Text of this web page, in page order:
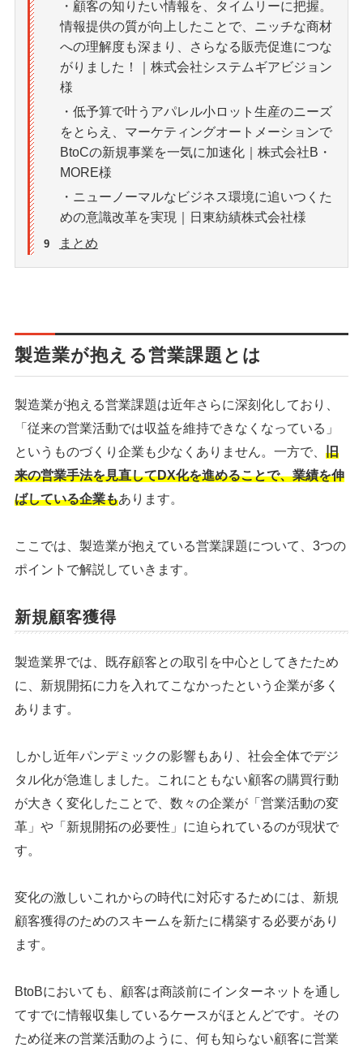
・顧客の知りたい情報を、タイムリーに把握。
情報提供の質が向上したことで、ニッチな商材
への理解度も深まり、さらなる販売促進につな
がりました！｜株式会社システムギアビジョン
様
・低予算で叶うアパレル小ロット生産のニーズ
をとらえ、マーケティングオートメーションで
BtoCの新規事業を一気に加速化｜株式会社B・
MORE様
・ニューノーマルなビジネス環境に追いつくた
めの意識改革を実現｜日東紡績株式会社様
9 まとめ
製造業が抱える営業課題とは
製造業が抱える営業課題は近年さらに深刻化しており、
「従来の営業活動では収益を維持できなくなっている」
というものづくり企業も少なくありません。一方で、 旧
来の営業手法を見直してDX化を進めることで、業績を伸
ばしている企業もあります。
ここでは、製造業が抱えている営業課題について、3つの
ポイントで解説していきます。
新規顧客獲得
製造業界では、既存顧客との取引を中心としてきたため
に、新規開拓に力を入れてこなかったという企業が多く
あります。
しかし近年パンデミックの影響もあり、社会全体でデジ
タル化が急進しました。これにともない顧客の購買行動
が大きく変化したことで、数々の企業が「営業活動の変
革」や「新規開拓の必要性」に迫られているのが現状で
す。
変化の激しいこれからの時代に対応するためには、新規
顧客獲得のためのスキームを新たに構築する必要があり
ます。
BtoBにおいても、顧客は商談前にインターネットを通し
てすでに情報収集しているケースがほとんどです。その
ため従来の営業活動のように、何も知らない顧客に営業